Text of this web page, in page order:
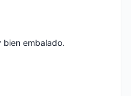
bien embalado.